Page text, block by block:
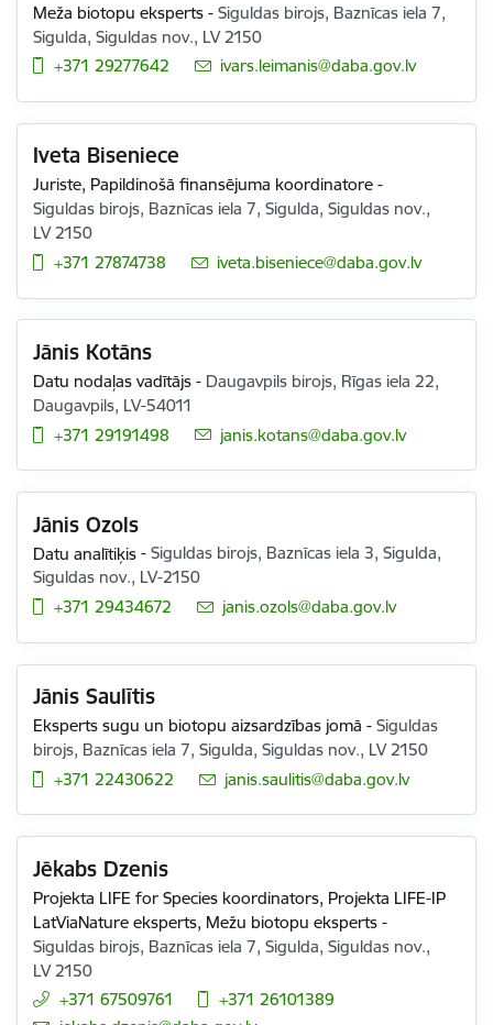
Meža biotopu eksperts -Siguldas birojs, Baznīcas iela 7,
Sigulda, Siguldas nov., LV 2150
+371 29277642
E-pasts:
ivars.leimanis@daba.gov.lv
Iveta Biseniece
Juriste, Papildinošā finansējuma koordinatore -
Siguldas birojs, Baznīcas iela 7, Sigulda, Siguldas nov.,
LV 2150
+371 27874738
E-pasts:
iveta.biseniece@daba.gov.lv
Jānis Kotāns
Datu nodaļas vadītājs - Daugavpils birojs, Rīgas iela 22,
Daugavpils, LV-54011
+371 29191498
E-pasts:
janis.kotans@daba.gov.lv
Jānis Ozols
Datu analītiķis -Siguldas birojs, Baznīcas iela 3, Sigulda,
Siguldas nov., LV-2150
+371 29434672
E-pasts:
janis.ozols@daba.gov.lv
Jānis Saulītis
Eksperts sugu un biotopu aizsardzības jomā -Siguldas
birojs, Baznīcas iela 7, Sigulda, Siguldas nov., LV 2150
+371 22430622
E-pasts:
janis.saulitis@daba.gov.lv
Jēkabs Dzenis
Projekta LIFE for Species koordinators, Projekta LIFE-IP
LatViaNature eksperts, Mežu biotopu eksperts -
Siguldas birojs, Baznīcas iela 7, Sigulda, Siguldas nov.,
LV 2150
+371 67509761
+371 26101389